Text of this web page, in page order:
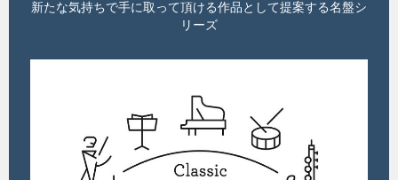
新たな気持ちで手に取って頂ける作品として提案する名盤シ
リーズ